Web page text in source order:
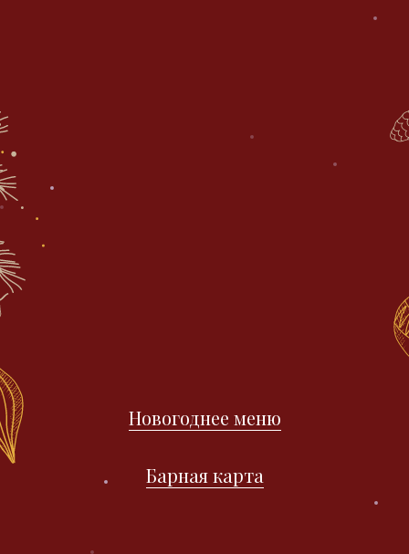
ни одного гостя!
Новогоднее меню
Барная карта